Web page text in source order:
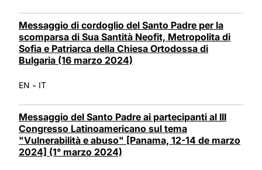
Messaggio di cordoglio del Santo Padre per la
scomparsa di Sua Santità Neofit, Metropolita di
Sofia e Patriarca della Chiesa Ortodossa di
Bulgaria (16 marzo 2024)
EN - IT
Messaggio del Santo Padre ai partecipanti al III
Congresso Latinoamericano sul tema
"Vulnerabilità e abuso" [Panama, 12-14 de marzo
2024] (1° marzo 2024)